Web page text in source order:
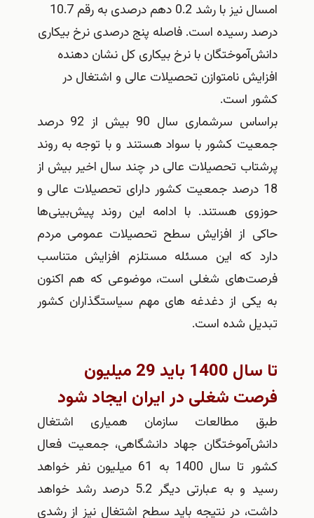
امسال نیز با رشد 0.2 دهم درصدی به رقم 10.7
درصد رسیده است. فاصله پنج درصدی نرخ بیکاری
دانش‌آموختگان با نرخ بیکاری کل نشان دهنده
افزایش نامتوازن تحصیلات عالی و اشتغال در
کشور است.
براساس سرشماری سال 90 بیش از 92 درصد
جمعیت کشور با سواد هستند و با توجه به روند
پرشتاب تحصیلات عالی در چند سال اخیر بیش از
18 درصد جمعیت کشور دارای تحصیلات عالی و
حوزوی هستند. با ادامه این روند پیش‌بینی‌ها
حاکی از افزایش سطح تحصیلات عمومی مردم
دارد که این مسئله مستلزم افزایش متناسب
فرصت‌های شغلی است، موضوعی که هم اکنون
به یکی از دغدغه های مهم سیاستگذاران کشور
تبدیل شده است.
تا سال 1400 باید 29 میلیون
فرصت شغلی در ایران ایجاد شود
طبق مطالعات سازمان همیاری اشتغال
دانش‌آموختگان جهاد دانشگاهی، جمعیت فعال
کشور تا سال 1400 به 61 میلیون نفر خواهد
رسید و به عبارتی دیگر 5.2 درصد رشد خواهد
داشت، در نتیجه باید سطح اشتغال نیز از رشدی